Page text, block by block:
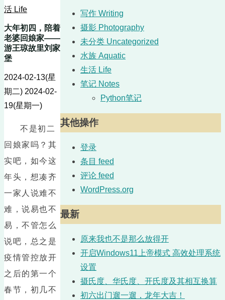
活 Life
大年初四，陪着
老婆回娘家——
游王琼故里刘家
堡
2024-02-13(星
期二) 2024-02-
19(星期一)
不是初二
回娘家吗？其
实吧，如今这
年头，想凑齐
一家人说难不
难，说易也不
易，不管怎么
说吧，总之是
疫情管控放开
之后的第一个
春节，初几不
写作 Writing
摄影 Photography
未分类 Uncategorized
水族 Aquatic
生活 Life
笔记 Notes
Python笔记
其他操作
登录
条目 feed
评论 feed
WordPress.org
最新
原来我也不是那么放得开
开启Windows11上帝模式 高效处理系统
设置
摄氏度、华氏度、开氏度及其相互换算
初六出门遛一遛，龙年大吉！